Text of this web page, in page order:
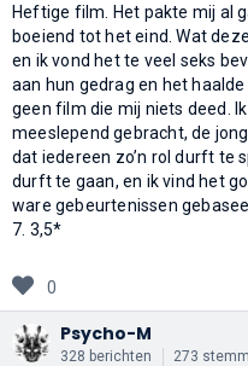
Heftige film. Het pakte mij al
boeiend tot het eind. Wat
en ik vond het te veel seks
aan hun gedrag en het
geen film die mij niets deed.
meeslepend gebracht, de
dat iedereen zo’n rol durft te
durft te gaan, en ik vind het
ware gebeurtenissen
7. 3,5*
0
Psycho-M
328 berichten 273